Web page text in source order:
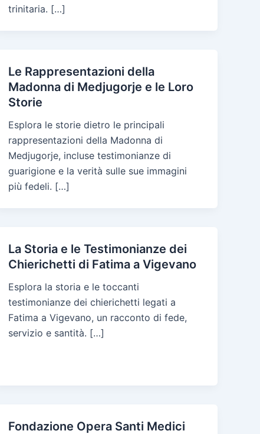
trinitaria. […]
Le Rappresentazioni della
Madonna di Medjugorje e le Loro
Storie
Esplora le storie dietro le principali
rappresentazioni della Madonna di
Medjugorje, incluse testimonianze di
guarigione e la verità sulle sue immagini
più fedeli. […]
La Storia e le Testimonianze dei
Chierichetti di Fatima a Vigevano
Esplora la storia e le toccanti
testimonianze dei chierichetti legati a
Fatima a Vigevano, un racconto di fede,
servizio e santità. […]
Fondazione Opera Santi Medici